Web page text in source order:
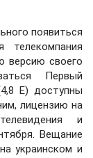
появиться
телекомпания
версию своего
Первый
Е) доступны
лицензию на
и
Вещание
украинском и